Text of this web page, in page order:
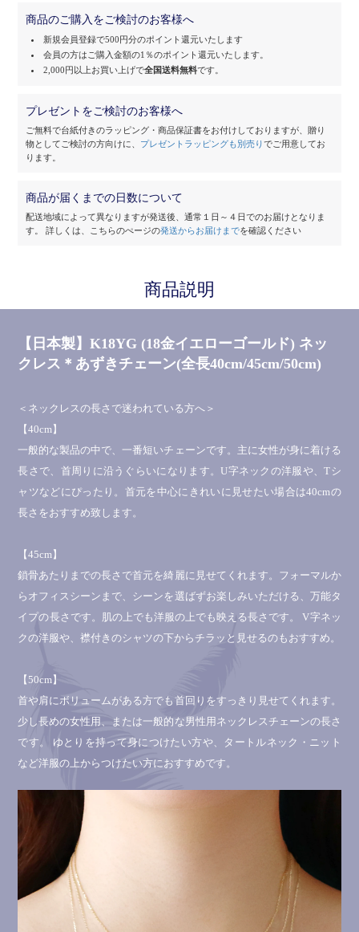
商品のご購入をご検討のお客様へ
新規会員登録で500円分のポイント還元いたします
会員の方はご購入金額の1％のポイント還元いたします。
2,000円以上お買い上げで全国送料無料です。
プレゼントをご検討のお客様へ
ご無料で台紙付きのラッピング・商品保証書をお付けしておりますが、贈り
物としてご検討の方向けに、 プレゼントラッピングも別売りでご用意してお
ります。
商品が届くまでの日数について
配送地域によって異なりますが発送後、通常１日～４日でのお届けとなりま
す。
詳しくは、こちらのぺージの発送からお届けまでを確認ください
商品説明
【日本製】K18YG (18金イエローゴールド) ネッ
クレス＊あずきチェーン(全長40cm/45cm/50cm)
＜ネックレスの長さで迷われている方へ＞
【40cm】
一般的な製品の中で、一番短いチェーンです。主に女性が身に着ける
長さで、首周りに沿うぐらいになります。U字ネックの洋服や、Tシ
ャツなどにぴったり。首元を中心にきれいに見せたい場合は40cmの
長さをおすすめ致します。
【45cm】
鎖骨あたりまでの長さで首元を綺麗に見せてくれます。フォーマルか
らオフィスシーンまで、シーンを選ばずお楽しみいただける、万能タ
イプの長さです。肌の上でも洋服の上でも映える長さです。 V字ネッ
クの洋服や、襟付きのシャツの下からチラッと見せるのもおすすめ。
【50cm】
首や肩にボリュームがある方でも首回りをすっきり見せてくれます。
少し長めの女性用、または一般的な男性用ネックレスチェーンの長さ
です。 ゆとりを持って身につけたい方や、タートルネック・ニット
など洋服の上からつけたい方におすすめです。